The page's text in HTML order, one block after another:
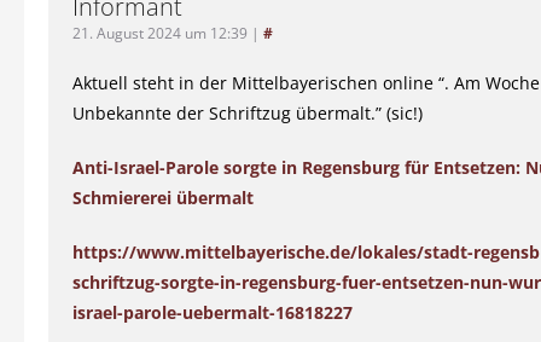
21. August 2024 um 12:39 | #
Aktuell steht in der Mittelbayerischen online “. Am
Unbekannte der Schriftzug übermalt.” (sic!)
Anti-Israel-Parole sorgte in Regensburg für Entsetzen:
Schmiererei übermalt
https://www.mittelbayerische.de/lokales/stadt-
schriftzug-sorgte-in-regensburg-fuer-entsetzen-nun-
israel-parole-uebermalt-16818227